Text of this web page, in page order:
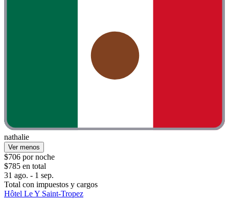
nathalie
Ver menos
$706 por noche
$785 en total
31 ago. - 1 sep.
Total con impuestos y cargos
Hôtel Le Y Saint-Tropez